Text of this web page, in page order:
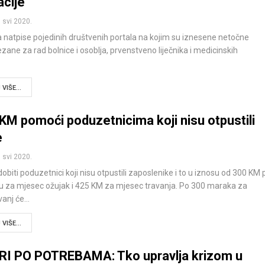
svi 2020.
natpise pojedinih društvenih portala na kojim su iznesene netočne
za rad bolnice i osoblja, prvenstveno liječnika i medicinskih
VIŠE...
pomoći poduzetnicima koji nisu otpustili
svi 2020.
poduzetnici koji nisu otpustili zaposlenike i to u iznosu od 300 KM
za mjesec ožujak i 425 KM za mjesec travanja. Po 300 maraka za
će…
VIŠE...
PO POTREBAMA: Tko upravlja krizom u